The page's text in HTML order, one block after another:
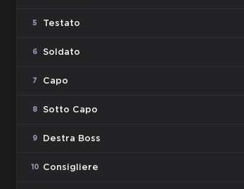
5 Testato
6 Soldato
7 Capo
8 Sotto Capo
9 Destra Boss
10 Consigliere